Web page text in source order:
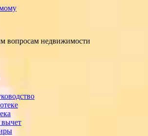
вопросам недвижимости